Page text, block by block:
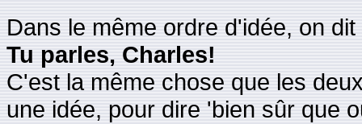
Dans le même ordre d'idée, on
Tu parles, Charles!
C'est la même chose que les
une idée, pour dire 'bien sûr que